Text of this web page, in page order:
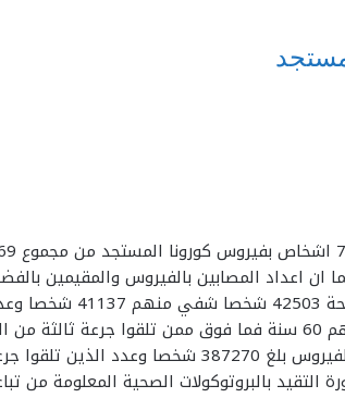
.
ثلا جرعات 54028 شخصا.
التقيد بالبروتوكولات الصحية المعلومة